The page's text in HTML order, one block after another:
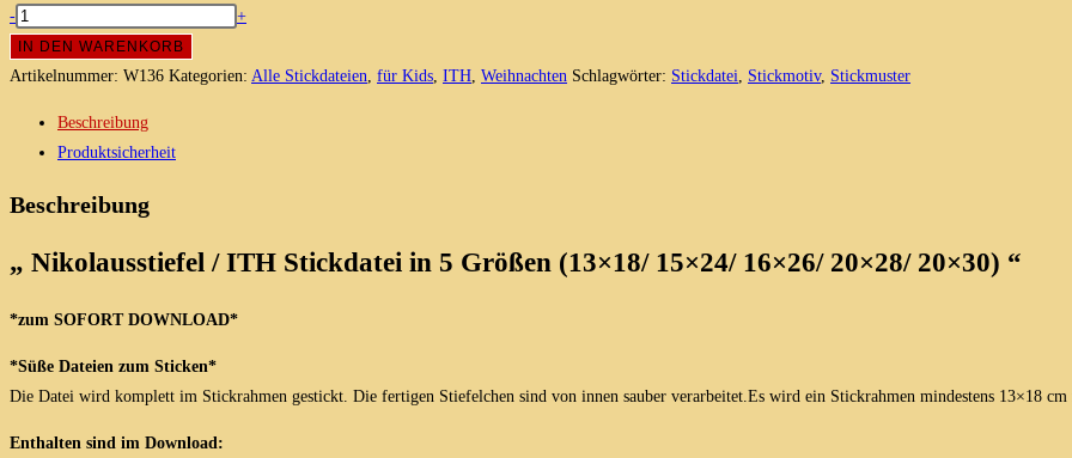
Nikolausstiefel
ITH
Größen
- +
IN DEN WARENKORB
Artikelnummer: W136 Kategorien: Alle Stickdateien für Kids ITH Weihnachten Schlagwörter: Stickdatei Stickmotiv, Stickmuster
Beschreibung
Produktsicherheit
Beschreibung
„ Nikolausstiefel / ITH Stickdatei in 5 Größen (13×18/ 15×24/ 16×26/ 20×28/ 20×30) “
*zum SOFORT DOWNLOAD*
*Süße Dateien zum Sticken*
Die Datei wird komplett im Stickrahmen gestickt. Die fertigen Stiefelchen sind von innen sauber verarbeitet.Es wird ein Stickrahmen mindestens 13×18
Enthalten sind im Download: